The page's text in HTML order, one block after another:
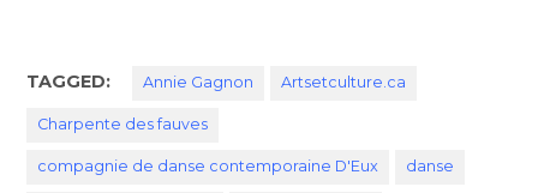
TAGGED: Annie Gagnon Artsetculture.ca
Charpente des fauves
compagnie de danse contemporaine D'Eux danse